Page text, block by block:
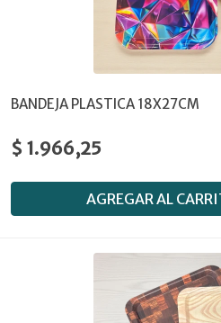
BANDEJA PLASTICA 18X27CM
$ 1.966,25
AGREGAR AL